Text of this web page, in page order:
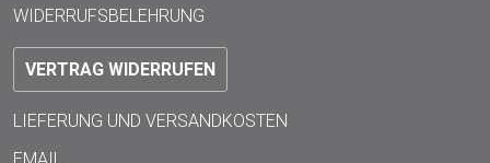
VERTRAG WIDERRUFEN